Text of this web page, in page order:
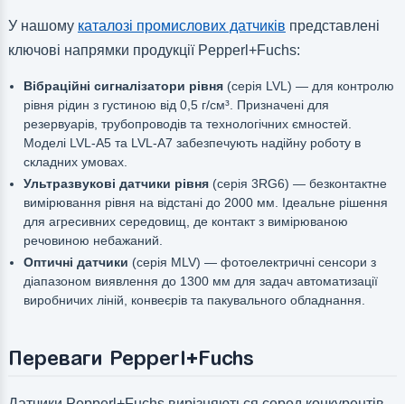
У нашому каталозі промислових датчиків представлені
ключові напрямки продукції Pepperl+Fuchs:
Вібраційні сигналізатори рівня(серія LVL) — для контролю
рівня рідин з густиною від 0,5 г/см³. Призначені для
резервуарів, трубопроводів та технологічних ємностей.
Моделі LVL-A5 та LVL-A7 забезпечують надійну роботу в
складних умовах.
Ультразвукові датчики рівня(серія 3RG6) — безконтактне
вимірювання рівня на відстані до 2000 мм. Ідеальне рішення
для агресивних середовищ, де контакт з вимірюваною
речовиною небажаний.
Оптичні датчики (серія MLV) — фотоелектричні сенсори з
діапазоном виявлення до 1300 мм для задач автоматизації
виробничих ліній, конвеєрів та пакувального обладнання.
Переваги Pepperl+Fuchs